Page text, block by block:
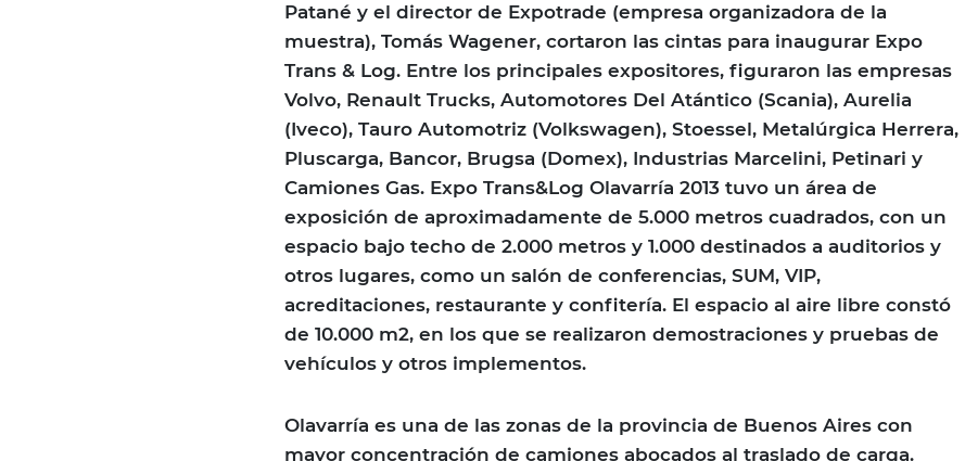
Patané y el director de Expotrade (empresa organizadora de la
muestra), Tomás Wagener, cortaron las cintas para inaugurar Expo
Trans & Log. Entre los principales expositores, figuraron las empresas
Volvo, Renault Trucks, Automotores Del Atántico (Scania), Aurelia
(Iveco), Tauro Automotriz (Volkswagen), Stoessel, Metalúrgica Herrera,
Pluscarga, Bancor, Brugsa (Domex), Industrias Marcelini, Petinari y
Camiones Gas. Expo Trans&Log Olavarría 2013 tuvo un área de
exposición de aproximadamente de 5.000 metros cuadrados, con un
espacio bajo techo de 2.000 metros y 1.000 destinados a auditorios y
otros lugares, como un salón de conferencias, SUM, VIP,
acreditaciones, restaurante y confitería. El espacio al aire libre constó
de 10.000 m2, en los que se realizaron demostraciones y pruebas de
vehículos y otros implementos.
Olavarría es una de las zonas de la provincia de Buenos Aires con
mayor concentración de camiones abocados al traslado de carga.